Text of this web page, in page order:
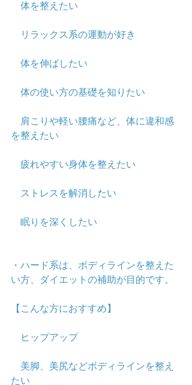
体を整えたい
リラックス系の運動が好き
体を伸ばしたい
体の使い方の基礎を知りたい
肩こりや軽い腰痛など、体に違和感
を整えたい
疲れやすい身体を整えたい
ストレスを解消したい
眠りを深くしたい
・ハード系は、ボディラインを整えた
い方、ダイエットの補助が目的です。
【こんな方におすすめ】
ヒップアップ
美脚、美尻などボディラインを整え
たい